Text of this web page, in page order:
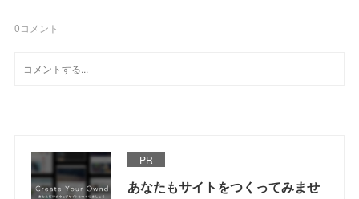
0コメント
PR
あなたもサイトをつくってみませ